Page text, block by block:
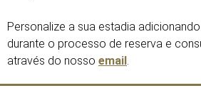
Personalize a sua estadia
durante o processo de reserva e
através do nosso email.